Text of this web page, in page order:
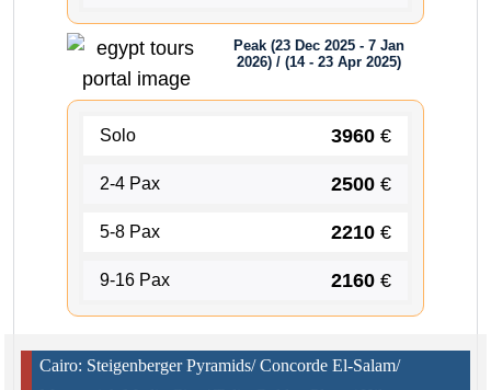
Peak (23 Dec 2025 - 7 Jan
2026) / (14 - 23 Apr 2025)
Solo 3960 €
2-4 Pax 2500 €
5-8 Pax 2210 €
9-16 Pax 2160 €
Cairo: Steigenberger Pyramids/ Concorde El-Salam/